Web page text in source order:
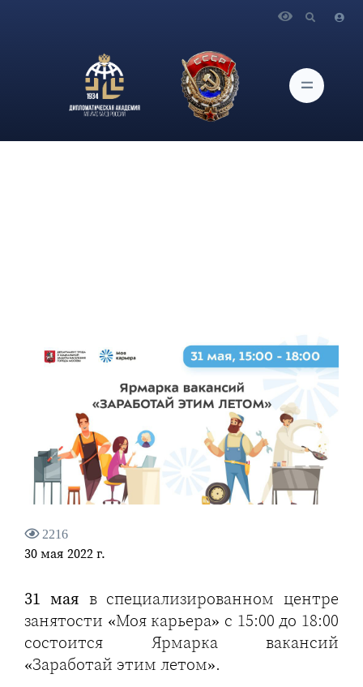
карьера» с 15:00 до 18:00 состоится Ярмарка вакансий
«Заработай этим летом»
2216
30 мая 2022 г.
31 мая в специализированном центре
занятости «Моя карьера» с 15:00 до 18:00
состоится Ярмарка вакансий
«Заработай этим летом».